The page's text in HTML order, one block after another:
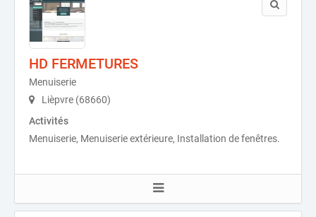
HD FERMETURES
Menuiserie
Lièpvre (68660)
Activités
Menuiserie, Menuiserie extérieure, Installation de fenêtres.